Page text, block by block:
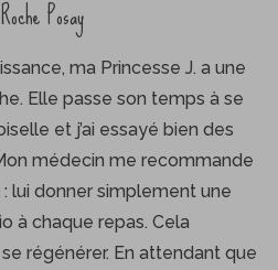
Posay
ma Princesse J. a une
Elle passe son temps à se
et j’ai essayé bien des
médecin me recommande
lui donner simplement une
à chaque repas. Cela
régénérer. En attendant que